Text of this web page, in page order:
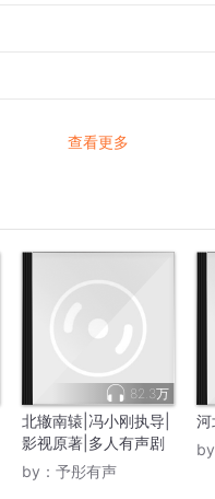
查看更多
82.3万
北辙南辕|冯小刚执导|
影视原著|多人有声剧
by： 予彤有声
河
by